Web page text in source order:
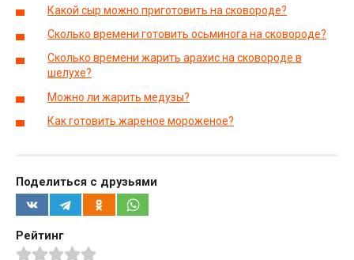
Какой сыр можно приготовить на сковороде?
Сколько времени готовить осьминога на сковороде?
Сколько времени жарить арахис на сковороде в
шелухе?
Можно ли жарить медузы?
Как готовить жареное мороженое?
Поделиться с друзьями
Рейтинг